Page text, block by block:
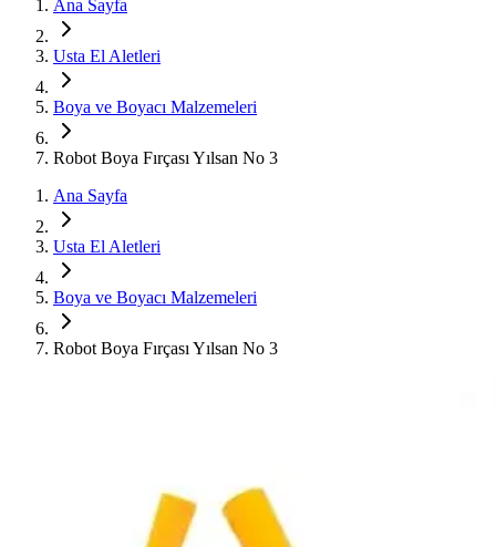
Ana Sayfa
Usta El Aletleri
Boya ve Boyacı Malzemeleri
Robot Boya Fırçası Yılsan No 3
Ana Sayfa
Usta El Aletleri
Boya ve Boyacı Malzemeleri
Robot Boya Fırçası Yılsan No 3